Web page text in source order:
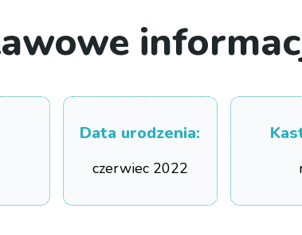
Data urodzenia:
czerwiec 2022